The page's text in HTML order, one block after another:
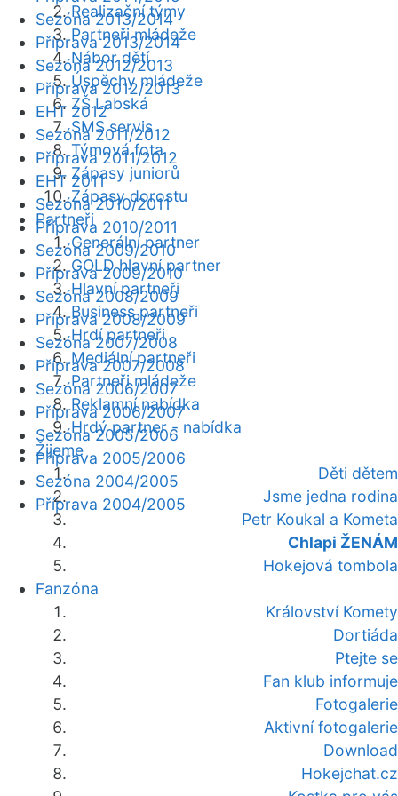
Realizační týmy
Partneři mládeže
Nábor dětí
Úspěchy mládeže
ZŠ Labská
SMS servis
Týmová fota
Zápasy juniorů
Zápasy dorostu
Partneři
Generální partner
GOLD hlavní partner
Hlavní partneři
Business partneři
Hrdí partneři
Mediální partneři
Partneři mládeže
Reklamní nabídka
Hrdý partner - nabídka
Žijeme
Děti dětem
Jsme jedna rodina
Petr Koukal a Kometa
Chlapi ŽENÁM
Hokejová tombola
Fanzóna
Království Komety
Dortiáda
Ptejte se
Fan klub informuje
Fotogalerie
Aktivní fotogalerie
Download
Hokejchat.cz
Sezóna 2013/2014
Příprava 2013/2014
Sezóna 2012/2013
Příprava 2012/2013
EHT 2012
Sezóna 2011/2012
Příprava 2011/2012
EHT 2011
Sezóna 2010/2011
Příprava 2010/2011
Sezóna 2009/2010
Příprava 2009/2010
Sezóna 2008/2009
Příprava 2008/2009
Sezóna 2007/2008
Příprava 2007/2008
Sezóna 2006/2007
Příprava 2006/2007
Sezóna 2005/2006
Příprava 2005/2006
Sezóna 2004/2005
Příprava 2004/2005